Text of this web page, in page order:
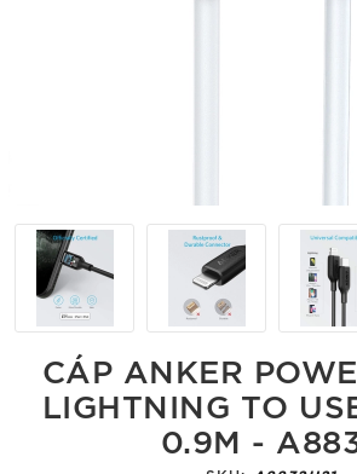
CÁP ANKER
LIGHTNING TO
0.9M -